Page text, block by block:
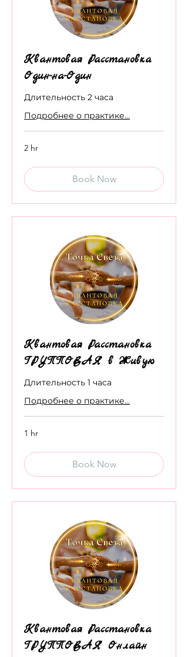
Квантовая Расстановка
Один-на-Один
Длительность 2 часа
Подробнее о практике...
2 hr
Book Now
Квантовая Расстановка
ГРУППОВАЯ в Живую
Длительность 1 часа
Подробнее о практике...
1 hr
Book Now
Квантовая Расстановка
ГРУППОВАЯ Онлайн